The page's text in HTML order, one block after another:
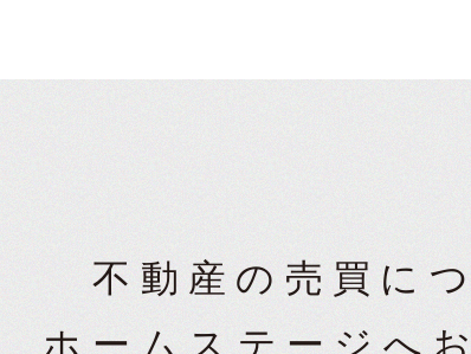
不動産の売買に
ホームステージへ